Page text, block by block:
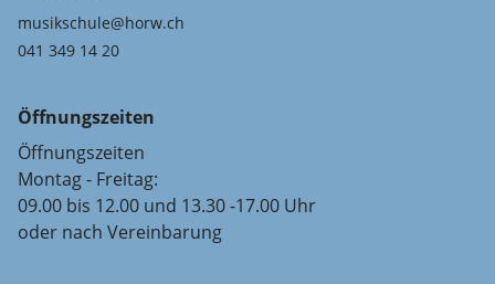
musikschule@horw.ch
041 349 14 20
Öffnungszeiten
Öffnungszeiten
Montag - Freitag:
09.00 bis 12.00 und 13.30 -17.00 Uhr
oder nach Vereinbarung